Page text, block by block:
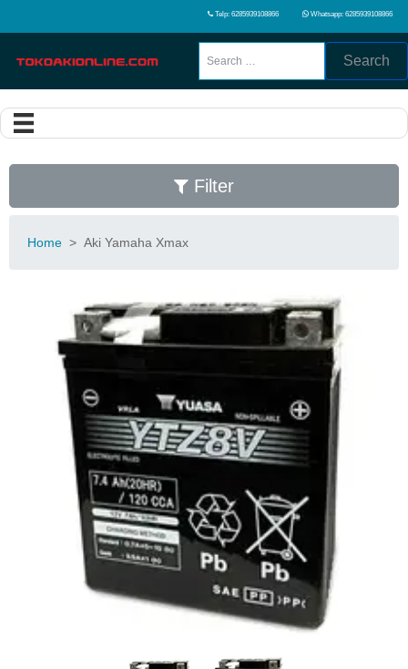
Telp: 6285939108866 Whatsapp: 6285939108866
Search
Filter
Home > Aki Yamaha Xmax